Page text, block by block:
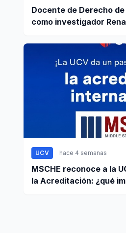
Docente de Derecho
como investigador
UCV hace 4 semanas
MSCHE reconoce a la
la Acreditación: ¿qué